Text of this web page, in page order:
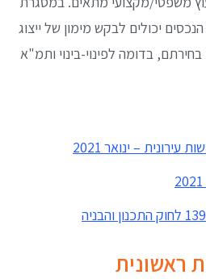
יכולים לבקש מימון של ייצוג
בדומה לפינוי-בינוי ותמ"א
– ינואר 2021